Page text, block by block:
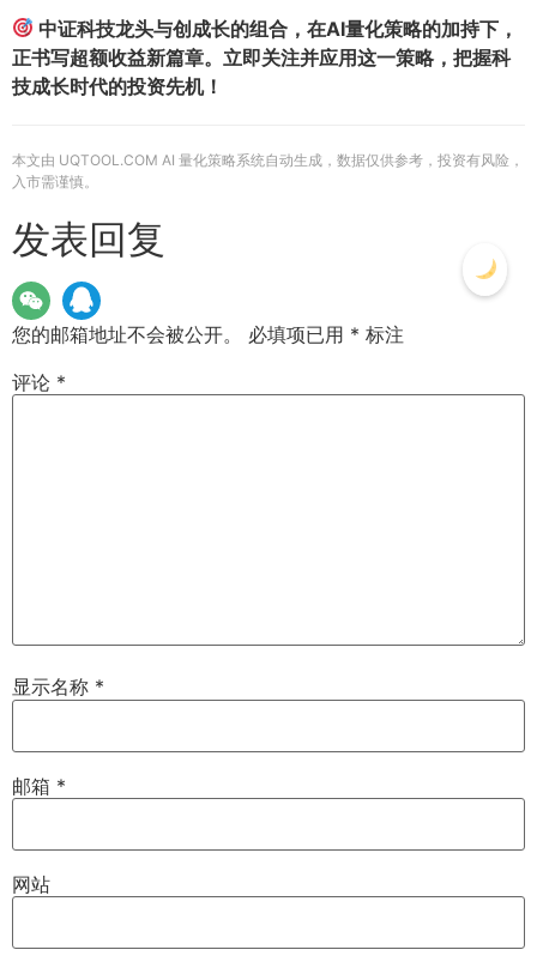
中证科技龙头与创成长的组合，在AI量化策略的加持下，
正书写超额收益新篇章。立即关注并应用这一策略，把握科
技成长时代的投资先机！
本文由 UQTOOL.COM AI 量化策略系统自动生成，数据仅供参考，投资有风险，
入市需谨慎。
发表回复
您的邮箱地址不会被公开。 必填项已用 * 标注
评论 *
显示名称 *
邮箱 *
网站